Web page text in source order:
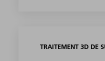
TRAITEMENT 3D DE